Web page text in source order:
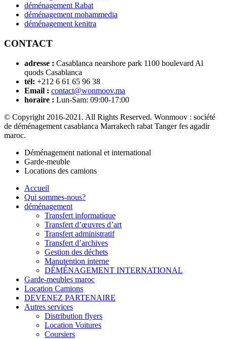
déménagement Rabat
déménagement mohammedia
déménagement kenitra
CONTACT
adresse : Casablanca nearshore park 1100 boulevard Al
quods Casablanca
tél: +212 6 61 65 96 38
Email : contact@wonmoov.ma
horaire : Lun-Sam: 09:00-17:00
© Copyright 2016-2021. All Rights Reserved. Wonmoov : société
de déménagement casablanca Marrakech rabat Tanger fes agadir
maroc.
Déménagement national et international
Garde-meuble
Locations des camions
Accueil
Qui sommes-nous?
déménagement
Transfert informatique
Transfert d’œuvres d’art
Transfert administratif
Transfert d’archives
Gestion des déchets
Manutention interne
DÉMÉNAGEMENT INTERNATIONAL
Garde-meubles maroc
Location Camions
DEVENEZ PARTENAIRE
Autres services
Distribution flyers
Location Voitures
Coursiers